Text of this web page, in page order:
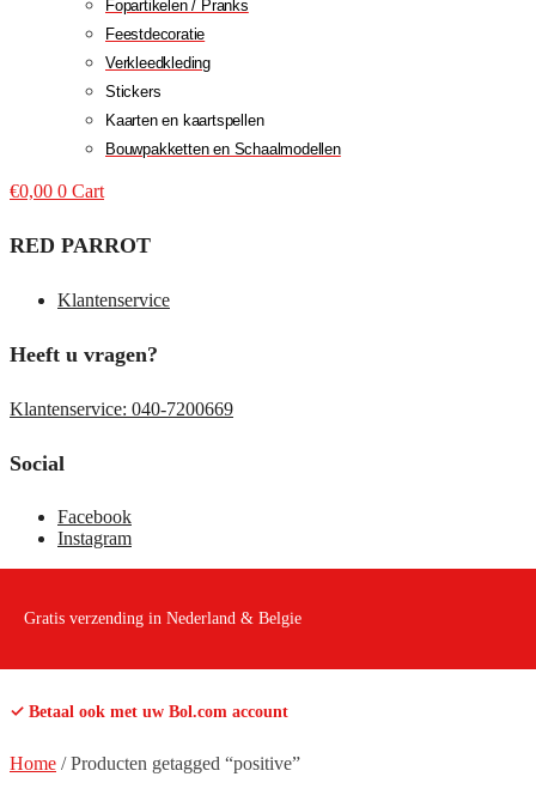
Fopartikelen / Pranks
Feestdecoratie
Verkleedkleding
Stickers
Kaarten en kaartspellen
Bouwpakketten en Schaalmodellen
€0,00 0 Cart
RED PARROT
Klantenservice
Heeft u vragen?
Klantenservice: 040-7200669
Social
Facebook
Instagram
Gratis verzending in Nederland & Belgie
✓ Betaal ook met uw Bol.com account
Home /Producten getagged “positive”